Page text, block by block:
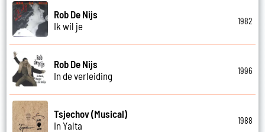
Rob De Nijs
Ik wil je
1982
Rob De Nijs
In de verleiding
1996
Tsjechov (Musical)
In Yalta
1988